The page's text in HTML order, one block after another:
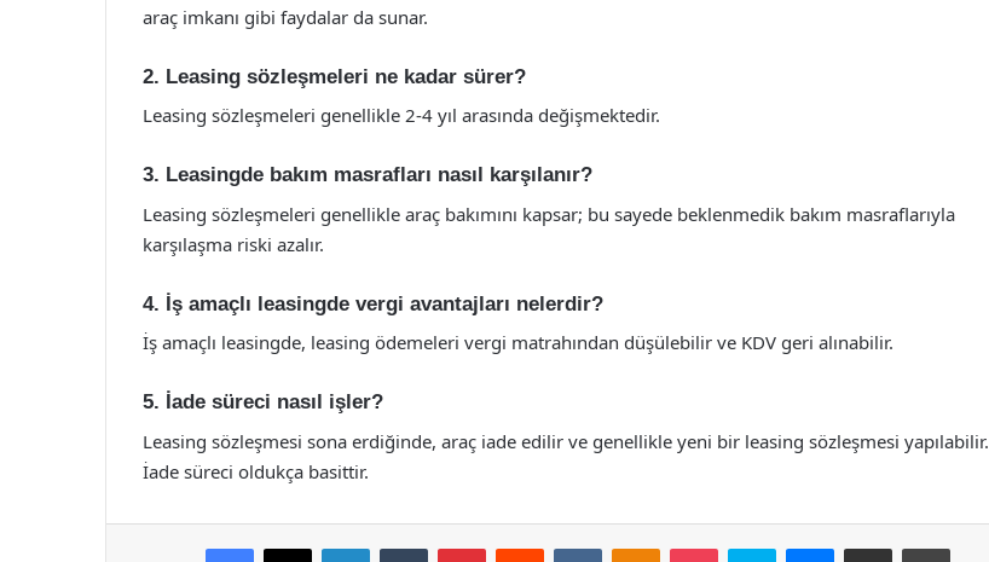
araç imkanı gibi faydalar da sunar.
2. Leasing sözleşmeleri ne kadar sürer?
Leasing sözleşmeleri genellikle 2-4 yıl arasında değişmektedir.
3. Leasingde bakım masrafları nasıl karşılanır?
Leasing sözleşmeleri genellikle araç bakımını kapsar; bu sayede beklenmedik bakım masraflarıyla
karşılaşma riski azalır.
4. İş amaçlı leasingde vergi avantajları nelerdir?
İş amaçlı leasingde, leasing ödemeleri vergi matrahından düşülebilir ve KDV geri alınabilir.
5. İade süreci nasıl işler?
Leasing sözleşmesi sona erdiğinde, araç iade edilir ve genellikle yeni bir leasing sözleşmesi yapılabilir.
İade süreci oldukça basittir.
Facebook
X LinkedInTumblr PinterestReddit VKontakteOdnoklassniki
Pocket Skype Messenger
E-Posta ile paylaş Yazdır